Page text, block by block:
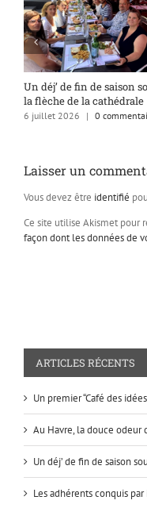
Un déj’ de fin de saison
la flèche de la cathédrale
6 juillet 2026 | 0
Laisser un
Vous devez être identifié
Ce site utilise Akismet pour
façon dont les données de
ARTICLES RÉCENTS
Un premier “Café des
Au Havre, la douce odeur
Un déj’ de fin de saison
Les adhérents conquis